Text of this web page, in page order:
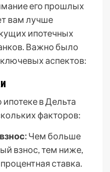
его прошлых
вам лучше
ипотечных
Важно было
аспектов:
в Дельта
факторов:
Чем больше
взнос, тем ниже,
ставка.